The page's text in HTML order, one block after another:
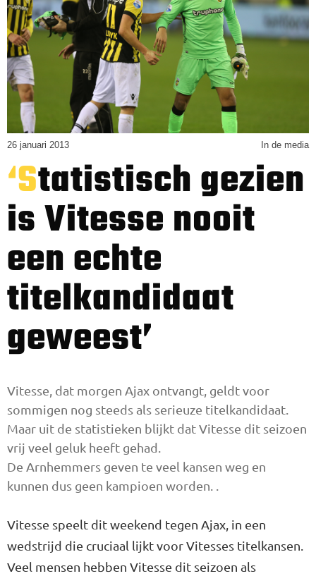
26 januari 2013 In de media
‘Statistisch gezien
is Vitesse nooit
een echte
titelkandidaat
geweest’
Vitesse, dat morgen Ajax ontvangt, geldt voor
sommigen nog steeds als serieuze titelkandidaat.
Maar uit de statistieken blijkt dat Vitesse dit seizoen
vrij veel geluk heeft gehad.
De Arnhemmers geven te veel kansen weg en
kunnen dus geen kampioen worden. .
Vitesse speelt dit weekend tegen Ajax, in een
wedstrijd die cruciaal lijkt voor Vitesses titelkansen.
Veel mensen hebben Vitesse dit seizoen als